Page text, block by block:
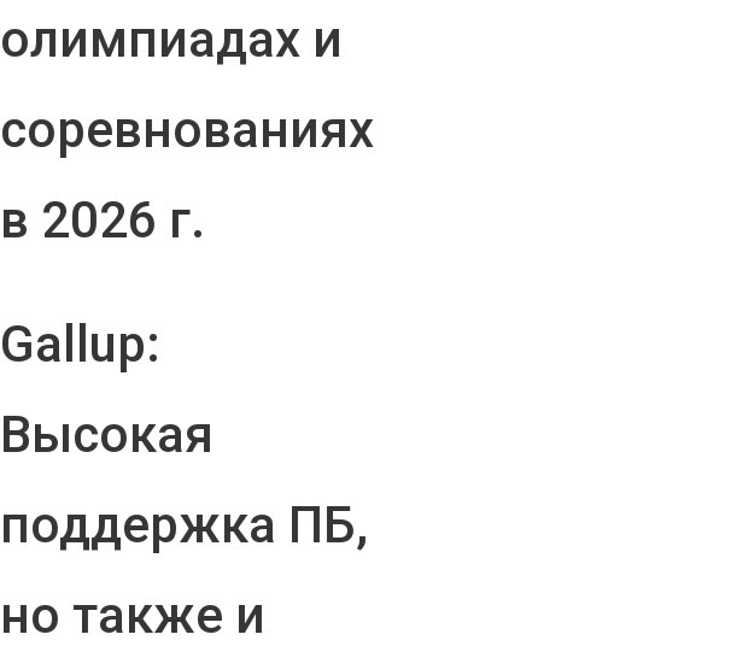
олимпиадах и
соревнованиях
в 2026 г.
Gallup:
Высокая
поддержка ПБ,
но также и